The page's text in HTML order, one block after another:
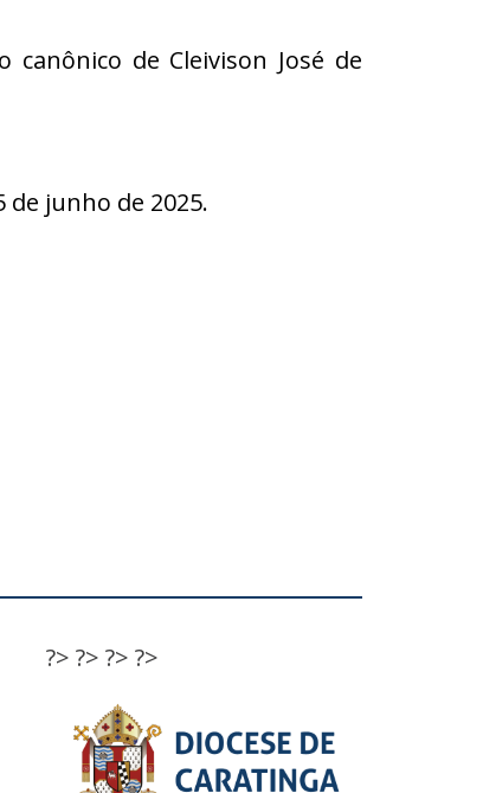
de Cleivison José de
de junho de 2025.
?> ?> ?> ?>